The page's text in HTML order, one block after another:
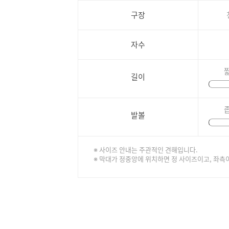
구장
자수
길이
발볼
※ 사이즈 안내는 주관적인 견해입니다.
※ 막대가 정중앙에 위치하면 정 사이즈이고, 좌